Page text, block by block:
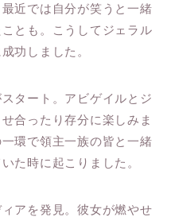
近では自分が笑うと一緒
とも。こうしてジェラル
功しました。
タート。アビゲイルとジ
合ったり存分に楽しみま
環で領主一族の皆と一緒
た時に起こりました。
アを発見。彼女が燃やせ